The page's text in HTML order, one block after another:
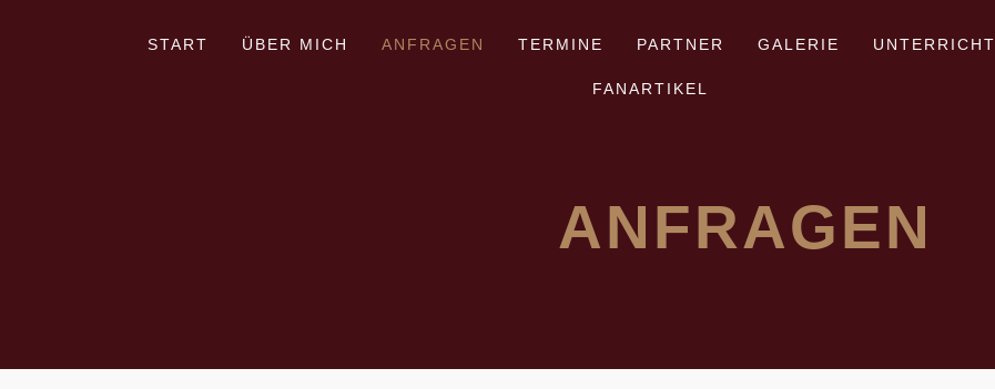
START ÜBER MICH ANFRAGEN TERMINE PARTNER GALERIE UNTERRICHT
FANARTIKEL
ANFRAGEN